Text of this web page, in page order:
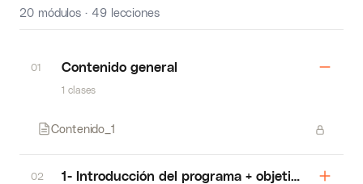
20 módulos · 49 lecciones
01 Contenido general
1 clases
Contenido_1
02 1- Introducción del programa + objetivos